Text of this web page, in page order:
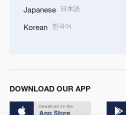
Japanese 日本語
Korean 한국어
DOWNLOAD OUR APP